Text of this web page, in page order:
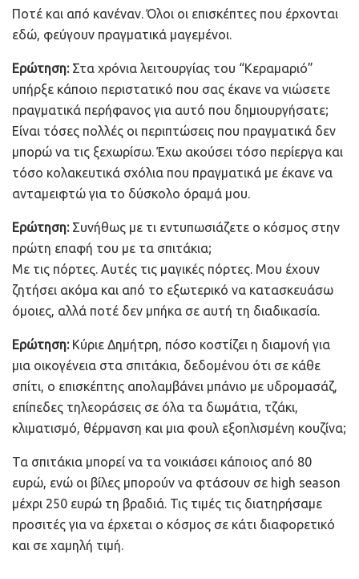
Ποτέ και από κανέναν. Όλοι οι επισκέπτες που έρχονται
εδώ, φεύγουν πραγματικά μαγεμένοι.
Ερώτηση:Στα χρόνια λειτουργίας του “Κεραμαριό”
υπήρξε κάποιο περιστατικό που σας έκανε να νιώσετε
πραγματικά περήφανος για αυτό που δημιουργήσατε;
Είναι τόσες πολλές οι περιπτώσεις που πραγματικά δεν
μπορώ να τις ξεχωρίσω. Έχω ακούσει τόσο περίεργα και
τόσο κολακευτικά σχόλια που πραγματικά με έκανε να
ανταμειφτώ για το δύσκολο όραμά μου.
Ερώτηση:Συνήθως με τι εντυπωσιάζετε ο κόσμος στην
πρώτη επαφή του με τα σπιτάκια;
Με τις πόρτες. Αυτές τις μαγικές πόρτες. Μου έχουν
ζητήσει ακόμα και από το εξωτερικό να κατασκευάσω
όμοιες, αλλά ποτέ δεν μπήκα σε αυτή τη διαδικασία.
Ερώτηση:Κύριε Δημήτρη, πόσο κοστίζει η διαμονή για
μια οικογένεια στα σπιτάκια, δεδομένου ότι σε κάθε
σπίτι, ο επισκέπτης απολαμβάνει μπάνιο με υδρομασάζ,
επίπεδες τηλεοράσεις σε όλα τα δωμάτια, τζάκι,
κλιματισμό, θέρμανση και μια φουλ εξοπλισμένη κουζίνα;
Τα σπιτάκια μπορεί να τα νοικιάσει κάποιος από 80
ευρώ, ενώ οι βίλες μπορούν να φτάσουν σε high season
μέχρι 250 ευρώ τη βραδιά. Τις τιμές τις διατηρήσαμε
προσιτές για να έρχεται ο κόσμος σε κάτι διαφορετικό
και σε χαμηλή τιμή.